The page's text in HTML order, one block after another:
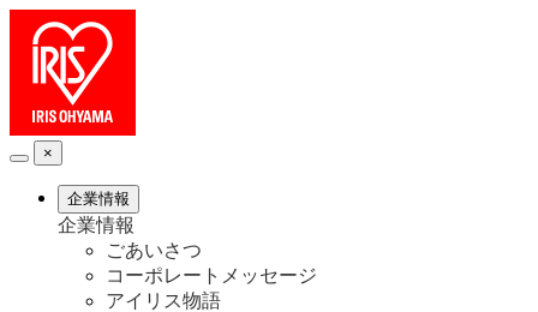
×
企業情報
企業情報
ごあいさつ
コーポレートメッセージ
アイリス物語